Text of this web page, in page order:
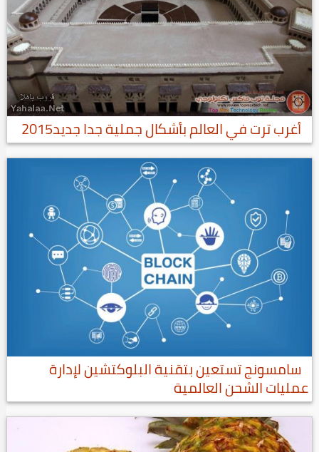
أغرب ترت في العالم بأشكال جملية جدا جديد2015
سامسونج تستعين بتقنية البلوكتشين لإدارة
عمليات الشحن العالمية